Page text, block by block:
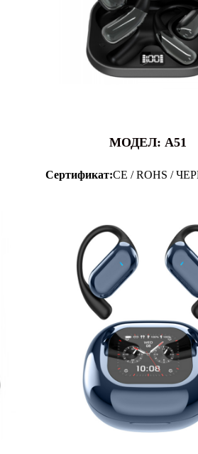
МОДЕЛ: A51
Сертификат:CE / ROHS /